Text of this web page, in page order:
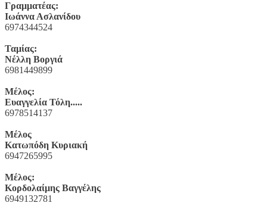
Γραμματέας:
Ιωάννα Ασλανίδου
6974344524
Ταμίας:
Νέλλη Βοργιά
6981449899
Μέλος:
Ευαγγελία Τόλη.....
6978514137
Μέλος
Κατωπόδη Κυριακή
6947265995
Μέλος:
Κορδολαίμης Βαγγέλης
6949132781